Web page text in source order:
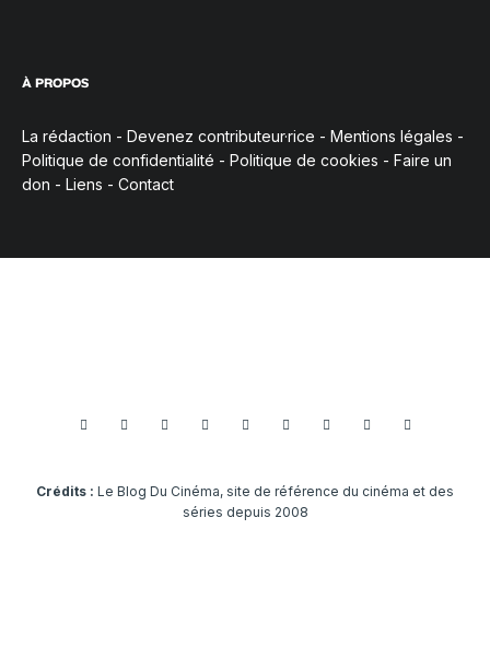
À PROPOS
La rédaction - Devenez contributeur·rice - Mentions légales -
Politique de confidentialité - Politique de cookies - Faire un
don - Liens - Contact
Crédits : Le Blog Du Cinéma, site de référence du cinéma et des
séries depuis 2008